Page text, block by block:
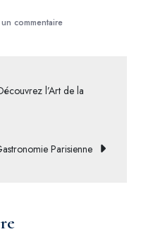
commentairesur
Plats
la
l’Art de la
Parisienne